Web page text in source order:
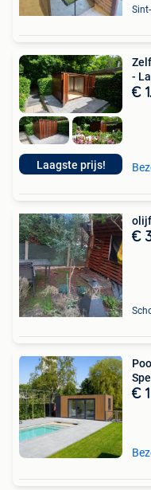
Laagste prijs!
-
€
€
€